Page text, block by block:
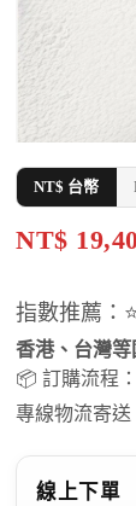
NT$ 台幣
NT$
指數推薦：
香港、台灣等
📦 訂購流程
專線物流寄送
線上下單